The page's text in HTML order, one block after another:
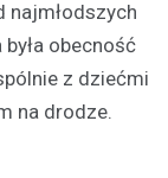
najmłodszych
obecność
z dziećmi
na drodze.